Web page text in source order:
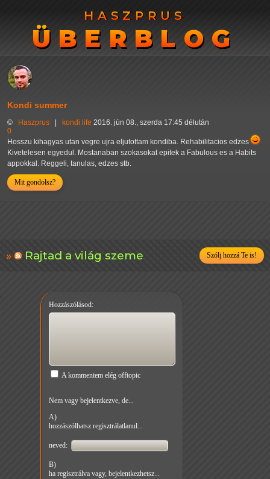
HASZPRUS
ÜBERBLOG
HASZPRUS
ÜBERBLOG
Kondi summer
© Haszprus kondi life 2016. jún 08., szerda 17:45 délután
0
Hosszu kihagyas utan vegre ujra eljutottam kondiba. Rehabilitacios edzes
Kivetelesen egyedul. Mostanaban szokasokat epitek a Fabulous es a Habits
appokkal. Reggeli, tanulas, edzes stb.
Mit gondolsz?
Rajtad a világ szeme Szólj hozzá Te is!
Hozzászólásod:
A kommentem elég offtopic
Nem vagy bejelentkezve, de...
A)
hozzászólhatsz regisztrálatlanul...
neved:
B)
ha regisztrálva vagy, bejelentkezhetsz...